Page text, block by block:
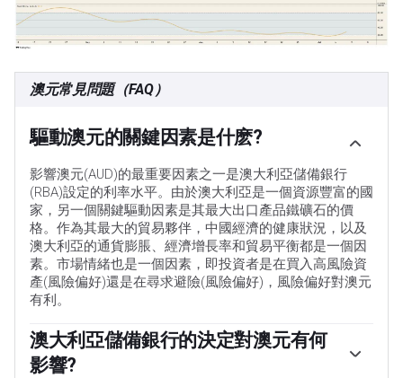
澳元常見問題（FAQ）
驅動澳元的關鍵因素是什麽?
影響澳元(AUD)的最重要因素之一是澳大利亞儲備銀行
(RBA)設定的利率水平。由於澳大利亞是一個資源豐富的國
家，另一個關鍵驅動因素是其最大出口產品鐵礦石的價
格。作為其最大的貿易夥伴，中國經濟的健康狀況，以及
澳大利亞的通貨膨脹、經濟增長率和貿易平衡都是一個因
素。市場情緒也是一個因素，即投資者是在買入高風險資
產(風險偏好)還是在尋求避險(風險偏好)，風險偏好對澳元
有利。
澳大利亞儲備銀行的決定對澳元有何
影響?